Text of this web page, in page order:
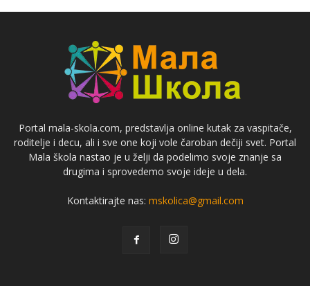
Portal mala-skola.com, predstavlja online kutak za vaspitače,
roditelje i decu, ali i sve one koji vole čaroban dečiji svet. Portal
Mala škola nastao je u želji da podelimo svoje znanje sa
drugima i sprovedemo svoje ideje u dela.
Kontaktirajte nas: mskolica@gmail.com